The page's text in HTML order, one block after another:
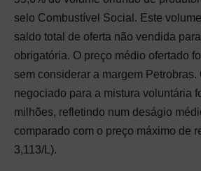
selo Combustível Social. Este
saldo total de oferta não vendida
obrigatória. O preço médio ofertado
sem considerar a margem Petrobras.
negociado para a mistura voluntária
milhões, refletindo num deságio
comparado com o preço máximo de
3,113/L).